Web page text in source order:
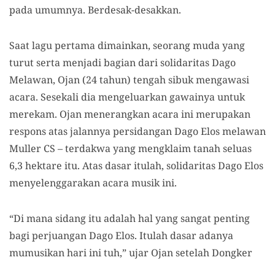
pada umumnya. Berdesak-desakkan.
Saat lagu pertama dimainkan, seorang muda yang
turut serta menjadi bagian dari solidaritas Dago
Melawan, Ojan (24 tahun) tengah sibuk mengawasi
acara. Sesekali dia mengeluarkan gawainya untuk
merekam. Ojan menerangkan acara ini merupakan
respons atas jalannya persidangan Dago Elos melawan
Muller CS – terdakwa yang mengklaim tanah seluas
6,3 hektare itu. Atas dasar itulah, solidaritas Dago Elos
menyelenggarakan acara musik ini.
“Di mana sidang itu adalah hal yang sangat penting
bagi perjuangan Dago Elos. Itulah dasar adanya
mumusikan hari ini tuh,” ujar Ojan setelah Dongker